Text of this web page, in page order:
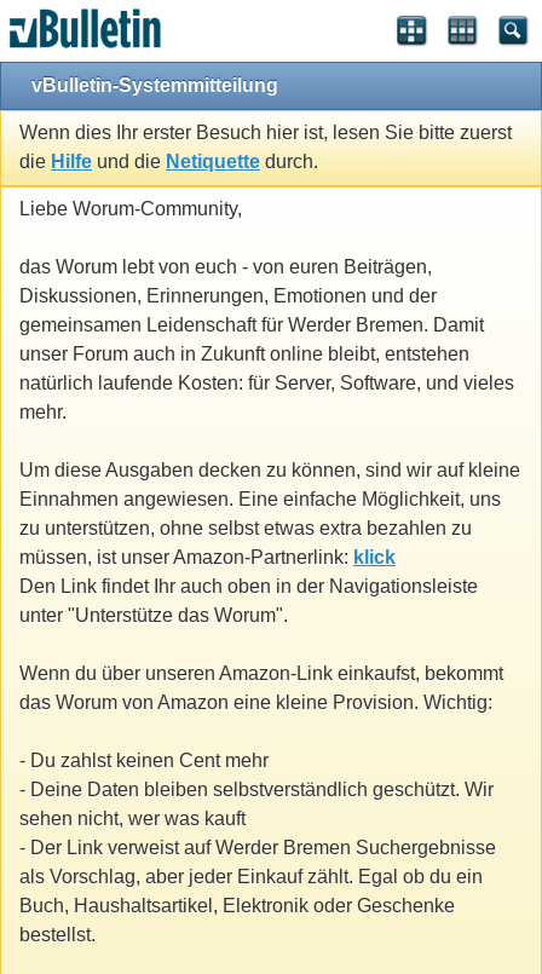
vBulletin-Systemmitteilung
Wenn dies Ihr erster Besuch hier ist, lesen Sie bitte zuerst
die Hilfe und die Netiquette durch.
Liebe Worum-Community,
das Worum lebt von euch - von euren Beiträgen,
Diskussionen, Erinnerungen, Emotionen und der
gemeinsamen Leidenschaft für Werder Bremen. Damit
unser Forum auch in Zukunft online bleibt, entstehen
natürlich laufende Kosten: für Server, Software, und vieles
mehr.
Um diese Ausgaben decken zu können, sind wir auf kleine
Einnahmen angewiesen. Eine einfache Möglichkeit, uns
zu unterstützen, ohne selbst etwas extra bezahlen zu
müssen, ist unser Amazon-Partnerlink: klick
Den Link findet Ihr auch oben in der Navigationsleiste
unter "Unterstütze das Worum".
Wenn du über unseren Amazon-Link einkaufst, bekommt
das Worum von Amazon eine kleine Provision. Wichtig:
- Du zahlst keinen Cent mehr
- Deine Daten bleiben selbstverständlich geschützt. Wir
sehen nicht, wer was kauft
- Der Link verweist auf Werder Bremen Suchergebnisse
als Vorschlag, aber jeder Einkauf zählt. Egal ob du ein
Buch, Haushaltsartikel, Elektronik oder Geschenke
bestellst.